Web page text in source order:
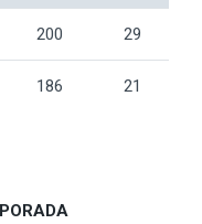
200 29
186 21